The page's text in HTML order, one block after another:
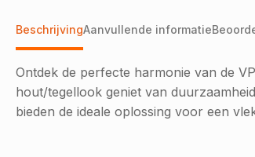
BeschrijvingAanvullende informatie
Ontdek de perfecte harmonie van de
hout/tegellook geniet van
bieden de ideale oplossing voor een